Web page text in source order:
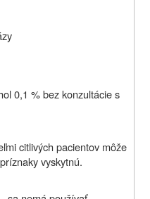
0,1 % bez konzultácie s
citlivých pacientov môže
vyskytnú.